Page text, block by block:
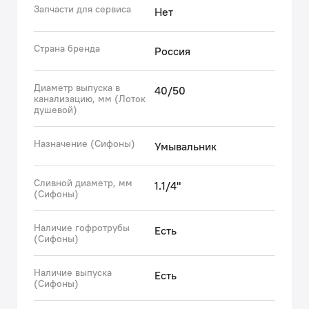
герметичность соединения и не деформируются под
крестовую и плоскую отвертки.
• Сифон уже собран, что исключает риск
повреждений и ошибок при монтаже.
• Прост в обслуживании: стакан легко снять и
прочистить.
• В комплекте всё необходимое для быстрой и
Гарантия на сифоны IDDIS® – 2 года.
(с) Авторский текст, сентябрь 2025 г.
Запчасти для сервиса Нет
Страна бренда Россия
Диаметр выпуска в
канализацию, мм (Лоток
душевой)
40/50
Назначение (Сифоны) Умывальник
Сливной диаметр, мм
(Сифоны)
1.1/4"
Наличие гофротрубы
(Сифоны)
Есть
Наличие выпуска
(Сифоны)
Есть